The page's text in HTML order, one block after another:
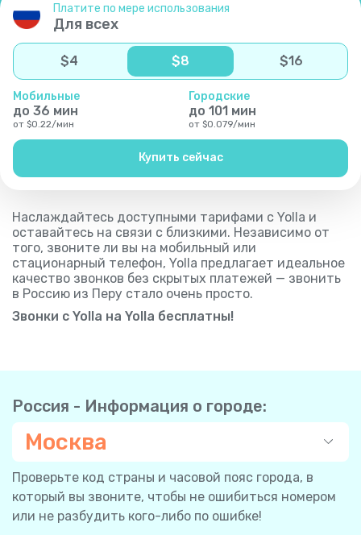
Платите по мере использования
Для всех
$4 $8 $16
Мобильные
до 36 мин
от $0.22/мин
Городские
до 101 мин
от $0.079/мин
Купить сейчас
Наслаждайтесь доступными тарифами с Yolla и
оставайтесь на связи с близкими. Независимо от
того, звоните ли вы на мобильный или
стационарный телефон, Yolla предлагает идеальное
качество звонков без скрытых платежей — звонить
в Россию из Перу стало очень просто.
Звонки с Yolla на Yolla бесплатны!
Россия - Информация о городе:
Москва
Проверьте код страны и часовой пояс города, в
который вы звоните, чтобы не ошибиться номером
или не разбудить кого-либо по ошибке!